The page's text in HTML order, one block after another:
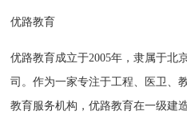
优路教育
优路教育成立于2005年，隶属于北
司。作为一家专注于工程、医卫、
教育服务机构，优路教育在一级建